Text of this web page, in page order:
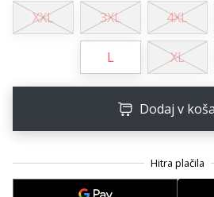
2 min. branja
Weplayvolleyball
spletno
blog,
upravljate
XXL 3XL 4XL
L XL
Dodaj v